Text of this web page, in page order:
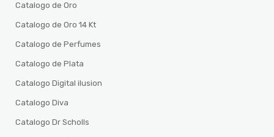
Catalogo de Oro
Catalogo de Oro 14 Kt
Catalogo de Perfumes
Catalogo de Plata
Catalogo Digital ilusion
Catalogo Diva
Catalogo Dr Scholls